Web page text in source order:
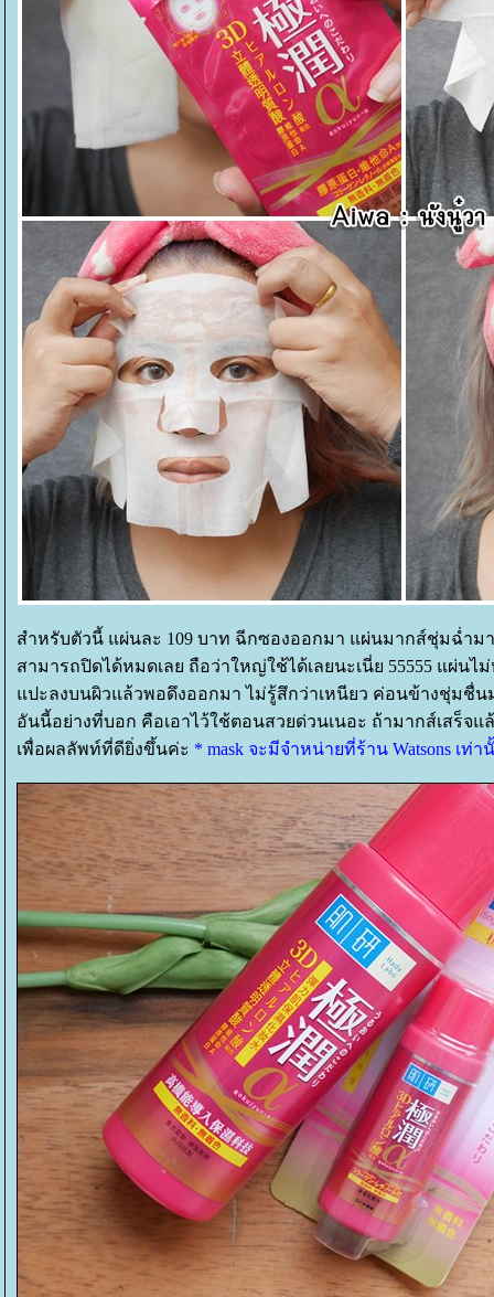
สำหรับตัวนี้ แผ่นละ 109 บาท ฉีกซองออกมา แผ่นมากส์ชุ่มฉ่ำ
สามารถปิดได้หมดเลย ถือว่าใหญ่ใช้ได้เลยนะเนี่ย 55555 แผ่น
ปะลงบนผิวแล้วพอดึงออกมา ไม่รู้สึกว่าเหนียว ค่อนข้างชุ่มชื่น
อันนี้อย่างที่บอก คือเอาไว้ใช้ตอนสวยด่วนเนอะ ถ้ามากส์เสร็จ
เพื่อผลลัพท์ที่ดียิ่งขึ้นค่ะ * mask จะมีจำหน่ายที่ร้าน Watsons เท่